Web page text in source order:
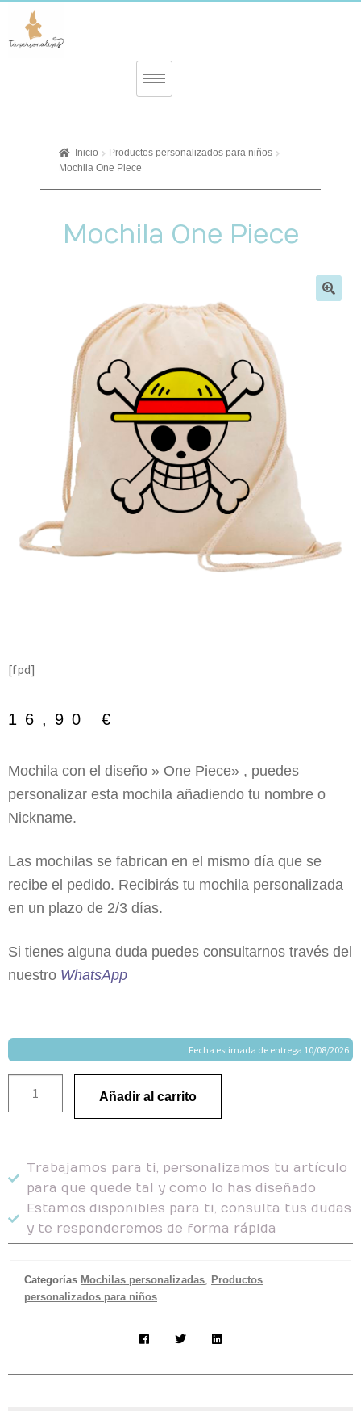
Inicio
Productos personalizados para niños
Mochila One Piece
Mochila One Piece
[fpd]
16,90 €
Mochila con el diseño » One Piece» , puedes
personalizar esta mochila añadiendo tu nombre o
Nickname.
Las mochilas se fabrican en el mismo día que se
recibe el pedido. Recibirás tu mochila personalizada
en un plazo de 2/3 días.
Si tienes alguna duda puedes consultarnos través del
nuestro WhatsApp
Fecha estimada de entrega 10/08/2026
Añadir al carrito
Trabajamos para ti, personalizamos tu artículo
para que quede tal y como lo has diseñado
Estamos disponibles para ti, consulta tus dudas
y te responderemos de forma rápida
Categorías Mochilas personalizadas Productos
personalizados para niños